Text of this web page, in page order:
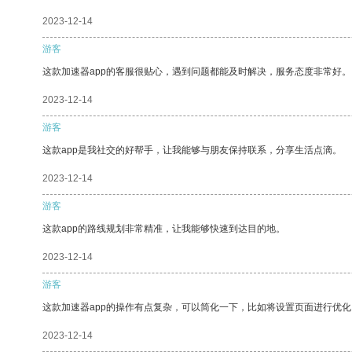
2023-12-14
游客
这款加速器app的客服很贴心，遇到问题都能及时解决，服务态度非常好。
2023-12-14
游客
这款app是我社交的好帮手，让我能够与朋友保持联系，分享生活点滴。
2023-12-14
游客
这款app的路线规划非常精准，让我能够快速到达目的地。
2023-12-14
游客
这款加速器app的操作有点复杂，可以简化一下，比如将设置页面进行优
2023-12-14